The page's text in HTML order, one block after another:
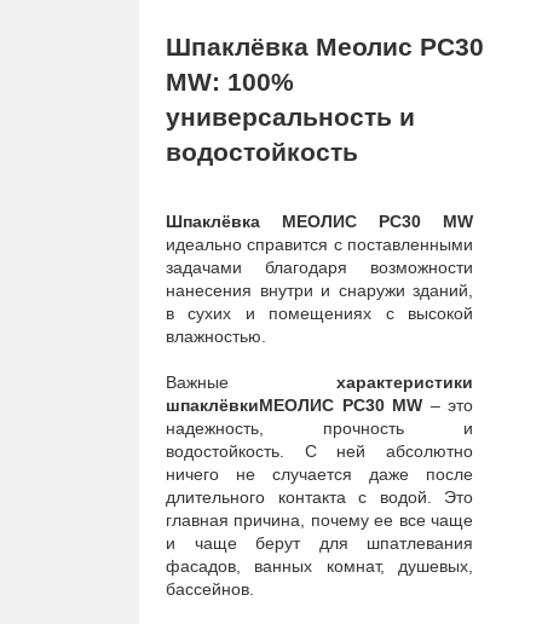
Шпаклёвка Меолис PC30
MW: 100%
универсальность и
водостойкость
Шпаклёвка МЕОЛИС PC30 MW
идеально справится с поставленными
задачами благодаря возможности
нанесения внутри и снаружи зданий,
в сухих и помещениях с высокой
влажностью.
Важные характеристики
шпаклёвкиМЕОЛИС PC30 MW – это
надежность, прочность и
водостойкость. С ней абсолютно
ничего не случается даже после
длительного контакта с водой. Это
главная причина, почему ее все чаще
и чаще берут для шпатлевания
фасадов, ванных комнат, душевых,
бассейнов.